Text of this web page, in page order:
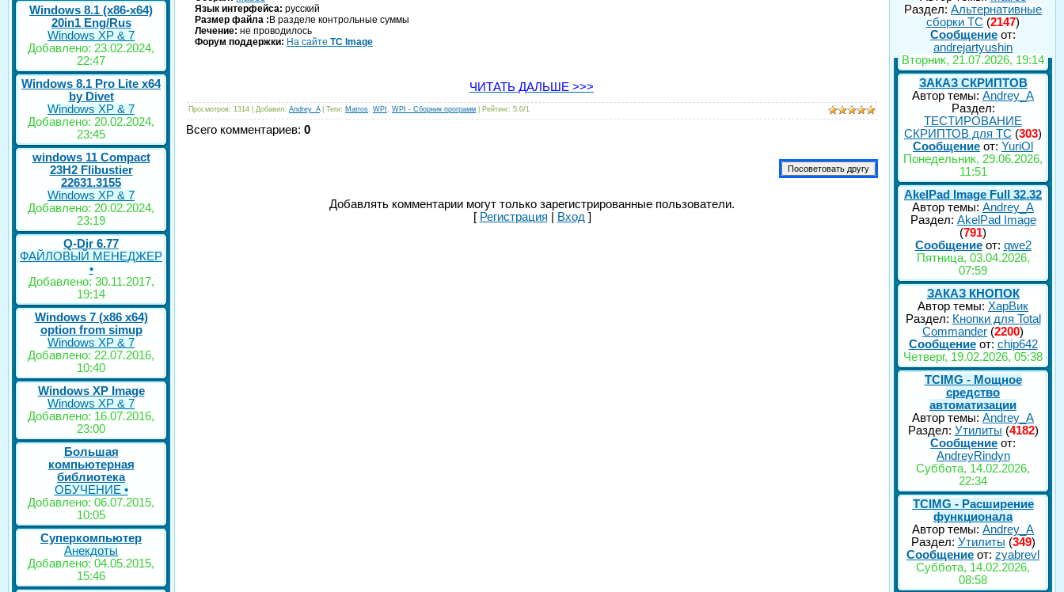
Windows 8.1 (x86-x64)
20in1 Eng/Rus
Windows XP & 7
Добавлено: 23.02.2024,
22:47
Windows 8.1 Pro Lite x64
by Divet
Windows XP & 7
Добавлено: 20.02.2024,
23:45
windows 11 Compact
23H2 Flibustier
22631.3155
Windows XP & 7
Добавлено: 20.02.2024,
23:19
Q-Dir 6.77
ФАЙЛОВЫЙ МЕНЕДЖЕР
•
Добавлено: 30.11.2017,
19:14
Windows 7 (x86 x64)
option from simup
Windows XP & 7
Добавлено: 22.07.2016,
10:40
Windows XP Image
Windows XP & 7
Добавлено: 16.07.2016,
23:00
Большая
компьютерная
библиотека
ОБУЧЕНИЕ •
Добавлено: 06.07.2015,
10:05
Суперкомпьютер
Анекдоты
Добавлено: 04.05.2015,
15:46
Язык интерфейса: русский
Размер файла :В разделе контрольные суммы
Лечение: не проводилось
Форум поддержки: На сайте TC Image
ЧИТАТЬ ДАЛЬШЕ >>>
Просмотров: 1314 | Добавил: Andrey_A| Теги: Matros WPI WPI - Сборник программ Рейтинг: 5.0/1
Всего комментариев: 0
Добавлять комментарии могут только зарегистрированные пользователи.
[ Регистрация Вход ]
Раздел: Альтернативные
сборки ТС (2147)
Сообщение от:
andrejartyushin
Вторник, 21.07.2026, 19:14
ЗАКАЗ СКРИПТОВ
Автор темы: Andrey_A
Раздел:
ТЕСТИРОВАНИЕ
СКРИПТОВ для TC (303)
Сообщение от: YuriOl
Понедельник, 29.06.2026,
11:51
AkelPad Image Full 32.32
Автор темы: Andrey_A
Раздел: AkelPad Image
(791)
Сообщениеот: qwe2
Пятница, 03.04.2026,
07:59
ЗАКАЗ КНОПОК
Автор темы: ХарВик
Раздел: Кнопки для Total
Commander (2200)
Сообщениеот: chip642
Четверг, 19.02.2026, 05:38
TCIMG - Мощное
средство
автоматизации
Автор темы: Andrey_A
Раздел: Утилиты (4182)
Сообщение от:
AndreyRindyn
Суббота, 14.02.2026,
22:34
TCIMG - Расширение
функционала
Автор темы: Andrey_A
Раздел: Утилиты (349)
Сообщение от: zyabrevl
Суббота, 14.02.2026,
08:58